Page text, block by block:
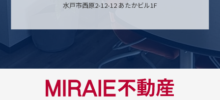
水戸市西原2-12-12 あたかビル1F